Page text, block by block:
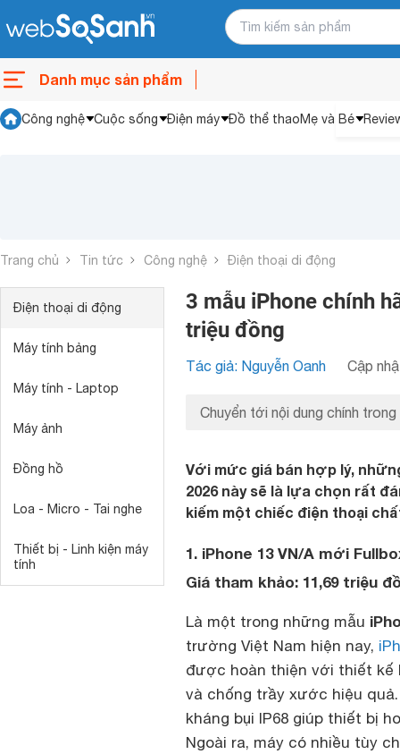
Danh mục sản phẩm
Công nghệ Cuộc sống Điện máy Đồ thể thaoMẹ và Bé
Trang chủ Tin tức Công nghệ Điện thoại di động
Điện thoại di động
Máy tính bảng
Máy tính - Laptop
Máy ảnh
Đồng hồ
Loa - Micro - Tai nghe
Thiết bị - Linh kiện máy
tính
3 mẫu iPhone chính
triệu đồng
Tác giả: Nguyễn Oanh Cập
Chuyển tới nội dung chính trong
Với mức giá bán hợp lý,
2026 này sẽ là lựa chọn rất
kiếm một chiếc điện thoại
1. iPhone 13 VN/A mới
Giá tham khảo: 11,69 triệu
Là một trong những mẫu
trường Việt Nam hiện nay,
được hoàn thiện với thiết kế
và chống trầy xước hiệu
kháng bụi IP68 giúp thiết bị
Ngoài ra, máy có nhiều tùy